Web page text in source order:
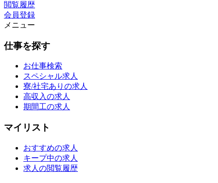
閲覧履歴
会員登録
メニュー
仕事を探す
お仕事検索
スペシャル求人
寮/社宅ありの求人
高収入の求人
期間工の求人
マイリスト
おすすめの求人
キープ中の求人
求人の閲覧履歴